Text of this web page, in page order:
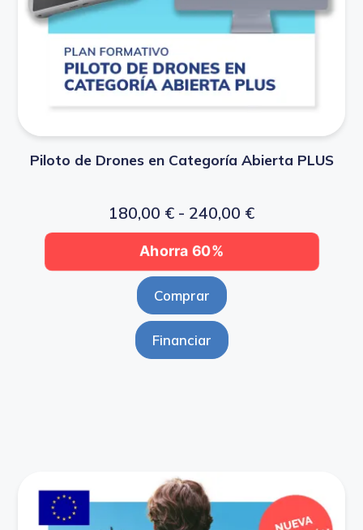
Piloto de Drones en Categoría Abierta PLUS
180,00 € - 240,00 €
Ahorra 60%
Comprar
Financiar